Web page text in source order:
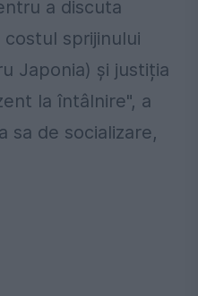
a discuta
costul sprijinului
Japonia) și justiția
la întâlnire", a
sa de socializare,